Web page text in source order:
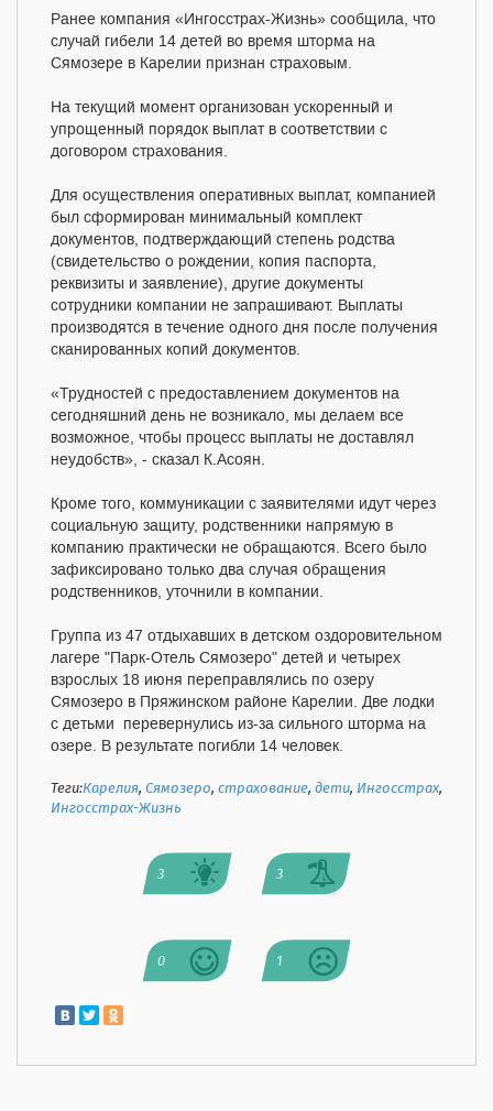
Ранее компания «Ингосстрах-Жизнь» сообщила, что
случай гибели 14 детей во время шторма на
Сямозере в Карелии признан страховым.
На текущий момент организован ускоренный и
упрощенный порядок выплат в соответствии с
договором страхования.
Для осуществления оперативных выплат, компанией
был сформирован минимальный комплект
документов, подтверждающий степень родства
(свидетельство о рождении, копия паспорта,
реквизиты и заявление), другие документы
сотрудники компании не запрашивают. Выплаты
производятся в течение одного дня после получения
сканированных копий документов.
«Трудностей с предоставлением документов на
сегодняшний день не возникало, мы делаем все
возможное, чтобы процесс выплаты не доставлял
неудобств», - сказал К.Асоян.
Кроме того, коммуникации с заявителями идут через
социальную защиту, родственники напрямую в
компанию практически не обращаются. Всего было
зафиксировано только два случая обращения
родственников, уточнили в компании.
Группа из 47 отдыхавших в детском оздоровительном
лагере "Парк-Отель Сямозеро" детей и четырех
взрослых 18 июня переправлялись по озеру
Сямозеро в Пряжинском районе Карелии. Две лодки
с детьми перевернулись из-за сильного шторма на
озере. В результате погибли 14 человек.
Теги:Карелия,Сямозеро,страхование,дети, Ингосстрах,
Ингосстрах-Жизнь
3 3
0 1